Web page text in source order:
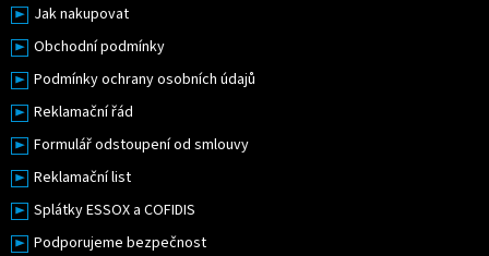
Jak nakupovat
Obchodní podmínky
Podmínky ochrany osobních údajů
Reklamační řád
Formulář odstoupení od smlouvy
Reklamační list
Splátky ESSOX a COFIDIS
Podporujeme bezpečnost